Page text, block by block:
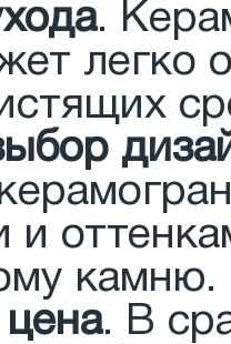
.
легко
и
камню.
. В